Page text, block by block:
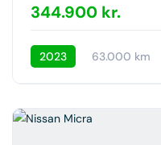
344.900 kr.
2023 63.000 km